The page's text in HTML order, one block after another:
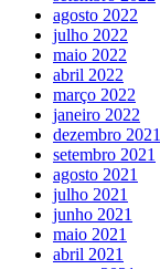
agosto 2022
julho 2022
maio 2022
abril 2022
março 2022
janeiro 2022
dezembro 2021
setembro 2021
agosto 2021
julho 2021
junho 2021
maio 2021
abril 2021